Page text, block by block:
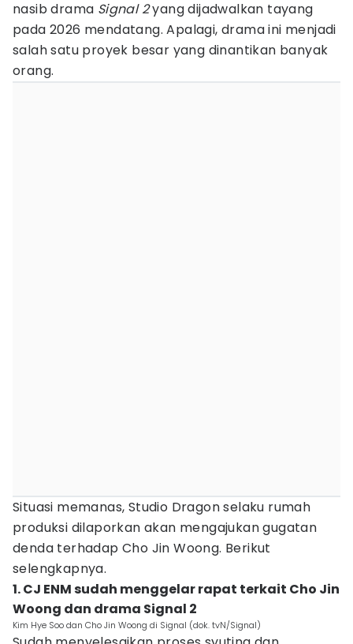
nasib drama Signal 2yang dijadwalkan tayang
pada 2026 mendatang. Apalagi, drama ini menjadi
salah satu proyek besar yang dinantikan banyak
orang.
Situasi memanas, Studio Dragon selaku rumah
produksi dilaporkan akan mengajukan gugatan
denda terhadap Cho Jin Woong. Berikut
selengkapnya.
1. CJ ENM sudah menggelar rapat terkait Cho Jin
Woong dan drama Signal 2
Kim Hye Soo dan Cho Jin Woong di Signal (dok. tvN/Signal)